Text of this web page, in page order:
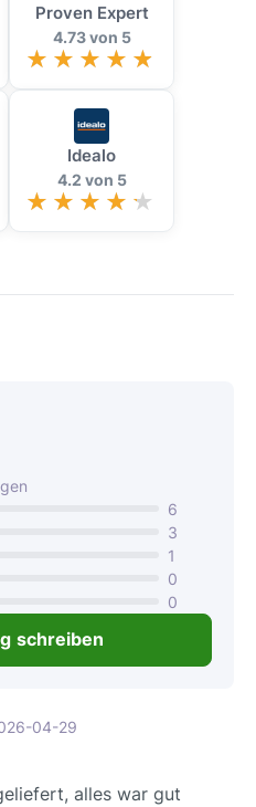
Proven Expert
4.73 von 5
Idealo
4.2 von 5
von 4.5 von 5 Sternen
6
3
1
0
0
schreiben
von 5 von 5 Sternen
04-29
alles war gut